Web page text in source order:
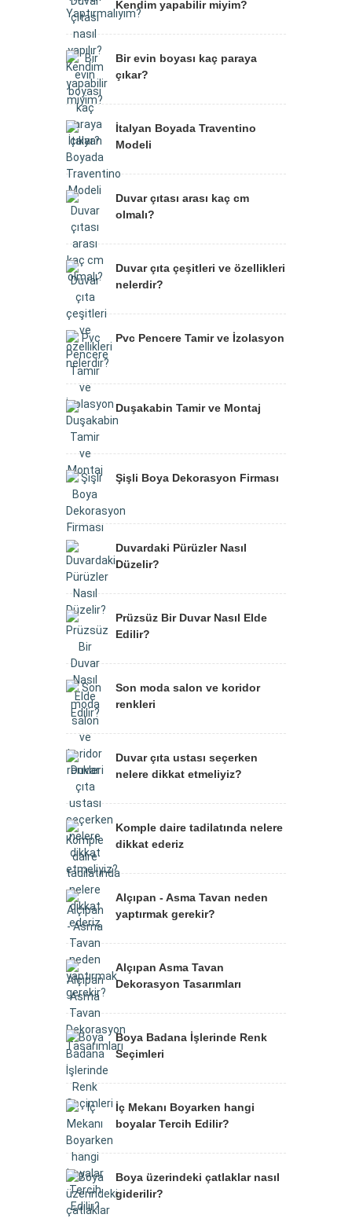
Kendim yapabilir miyim?
Bir evin boyası kaç paraya
çıkar?
İtalyan Boyada Traventino
Modeli
Duvar çıtası arası kaç cm
olmalı?
Duvar çıta çeşitleri ve özellikleri
nelerdir?
Pvc Pencere Tamir ve İzolasyon
Duşakabin Tamir ve Montaj
Şişli Boya Dekorasyon Firması
Duvardaki Pürüzler Nasıl
Düzelir?
Prüzsüz Bir Duvar Nasıl Elde
Edilir?
Son moda salon ve koridor
renkleri
Duvar çıta ustası seçerken
nelere dikkat etmeliyiz?
Komple daire tadilatında nelere
dikkat ederiz
Alçıpan - Asma Tavan neden
yaptırmak gerekir?
Alçıpan Asma Tavan
Dekorasyon Tasarımları
Boya Badana İşlerinde Renk
Seçimleri
İç Mekanı Boyarken hangi
boyalar Tercih Edilir?
Boya üzerindeki çatlaklar nasıl
giderilir?